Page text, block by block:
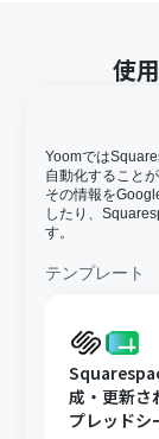
使
Yoomでは
自動化すること
その情報を
したり、
す。
テンプレート
成・更新さ
プレッドシ